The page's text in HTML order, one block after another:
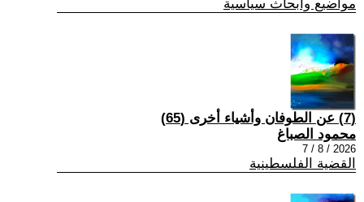
مواضيع وابحاث سياسية
(7) عن الطوفان وأشياء أخرى (65)
محمود الصباغ
2026 / 8 / 7
القضية الفلسطينية